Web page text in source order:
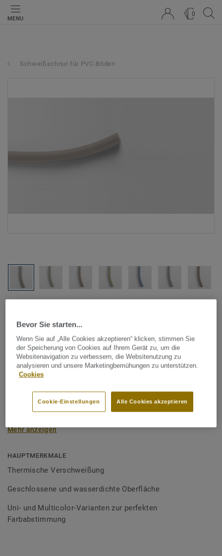
MENU
0
Schweißschnur für PVC-Böden
Schweißschnur für PVC-Böden
- Unicoloured WHITE 0838
zweier PVC-Bahnen verwendet und sorgen für eine
wasserdichte und geschlossene Oberfläche, Grundlage für
Schweißschnüre sind erhältlich in den Varianten Uni und
Bodenbelagssortiment abgestimmt. Durch die Verwendung
von Kontrastfarben lassen sich auch besondere
Mehr anzeigen
HAUPTMERKMALE
Thermische Verschweißung
Geschlossene und wasserdichte Oberfläche
Uni- und Multicolor-Varianten zur perfekten
Farbabstimmung
Bevor Sie starten...
Wenn Sie auf „Alle Cookies akzeptieren“ klicken, stimmen Sie
der Speicherung von Cookies auf Ihrem Gerät zu, um die
Websitenavigation zu verbessern, die Websitenutzung zu
analysieren und unsere Marketingbemühungen zu unterstützen.
Cookies
Alle Cookies akzeptieren
Cookie-Einstellungen